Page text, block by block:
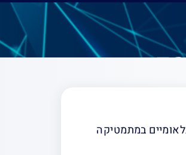
בנושא הסטנדרטים הבינלאומיים במתמטיקה